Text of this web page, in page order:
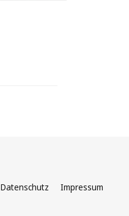
Datenschutz Impressum